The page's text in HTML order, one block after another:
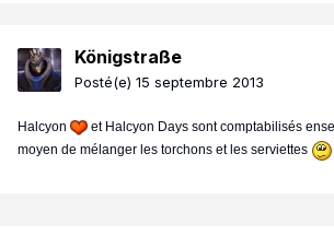
Königstraße
Posté(e) 15 septembre 2013
Halcyon
et Halcyon Days sont comptabilisés
moyen de mélanger les torchons et les serviettes